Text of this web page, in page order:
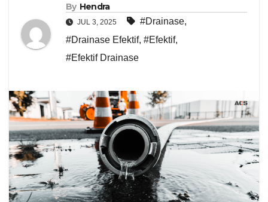
By Hendra
JUL 3, 2025 #Drainase,
#Drainase Efektif, #Efektif,
#Efektif Drainase